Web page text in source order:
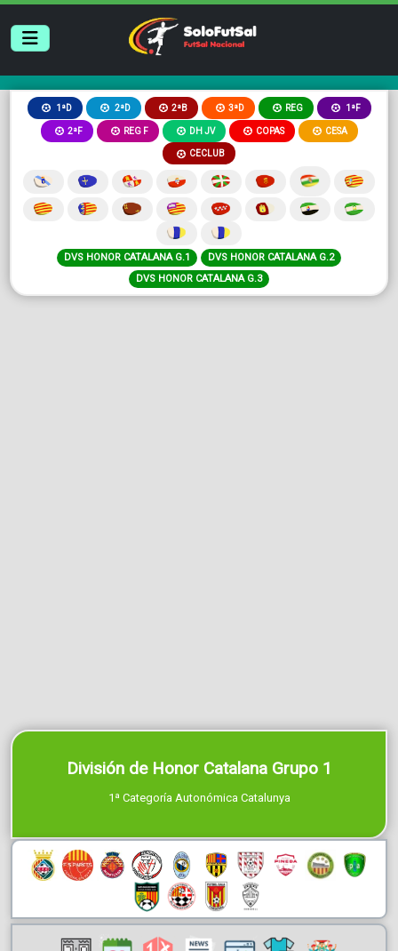
1ªD 2ªD 2ªB 3ªD REG 1ªF
2ªF REG F DH JV COPAS CESA
CECLUB
DVS HONOR CATALANA G.1
DVS HONOR CATALANA G.2
DVS HONOR CATALANA G.3
División de Honor Catalana Grupo 1
1ª Categoría Autonómica Catalunya